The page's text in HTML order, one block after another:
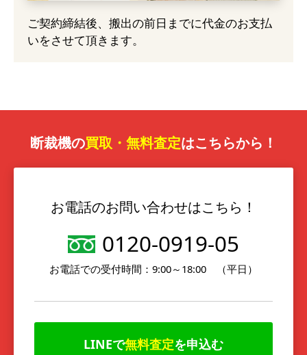
ご契約締結後、搬出の前日までに代金のお支払
いをさせて頂きます。
断裁機の買取・無料査定はこちらから！
お電話のお問い合わせはこちら！
0120-0919-05
お電話での受付時間：9:00～18:00 （平日）
LINEで無料査定を申込む